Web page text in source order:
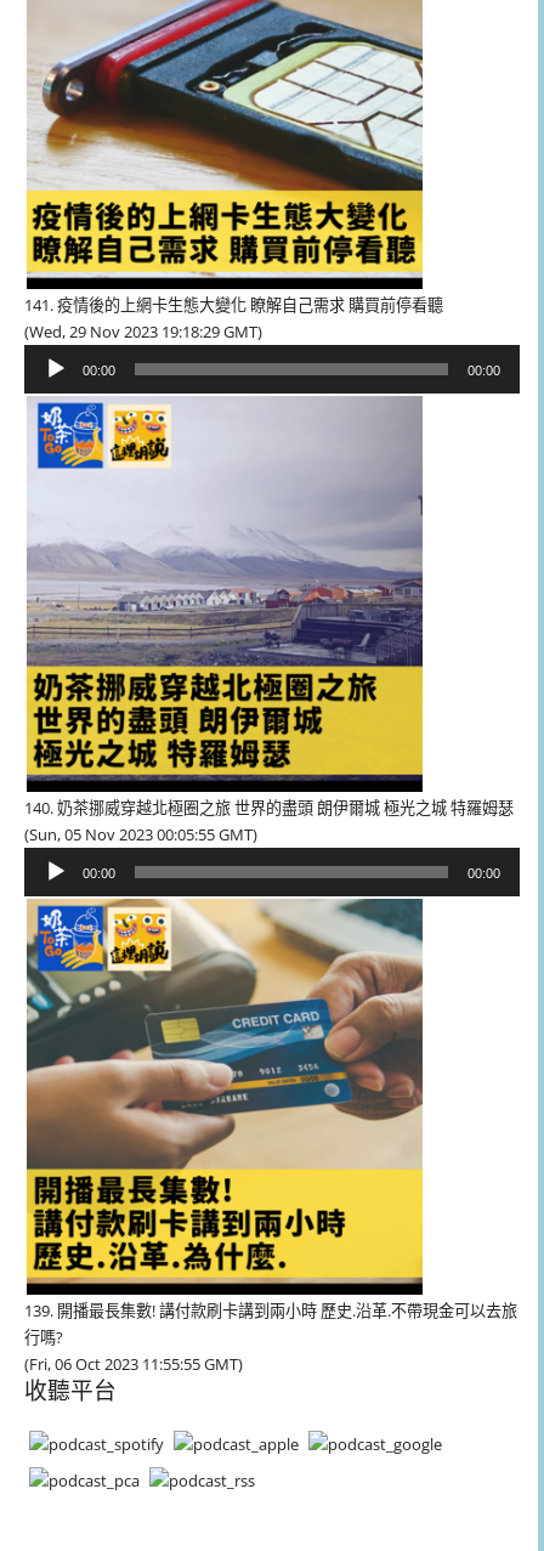
141. 疫情後的上網卡生態大變化 瞭解自己需求 購買前停看聽
(Wed, 29 Nov 2023 19:18:29 GMT)
播
器
00:00 00:00
140. 奶茶挪威穿越北極圈之旅 世界的盡頭 朗伊爾城 極光之城 特羅姆瑟
(Sun, 05 Nov 2023 00:05:55 GMT)
播
放
器
00:00 00:00
139. 開播最長集數! 講付款刷卡講到兩小時 歷史.沿革.不帶現金可以去旅
行嗎?
(Fri, 06 Oct 2023 11:55:55 GMT)
收聽平台